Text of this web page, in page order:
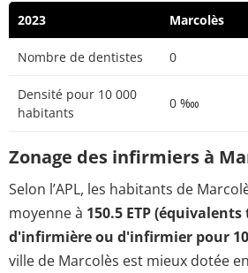
2023 Marcolès
Nombre de dentistes 0
Densité pour 10 000
habitants
0 ‱
Zonage des infirmiers à
Selon l’APL, les habitants de
moyenne à 150.5 ETP
d'infirmière ou d'infirmier pour
ville de Marcolès est mieux dotée